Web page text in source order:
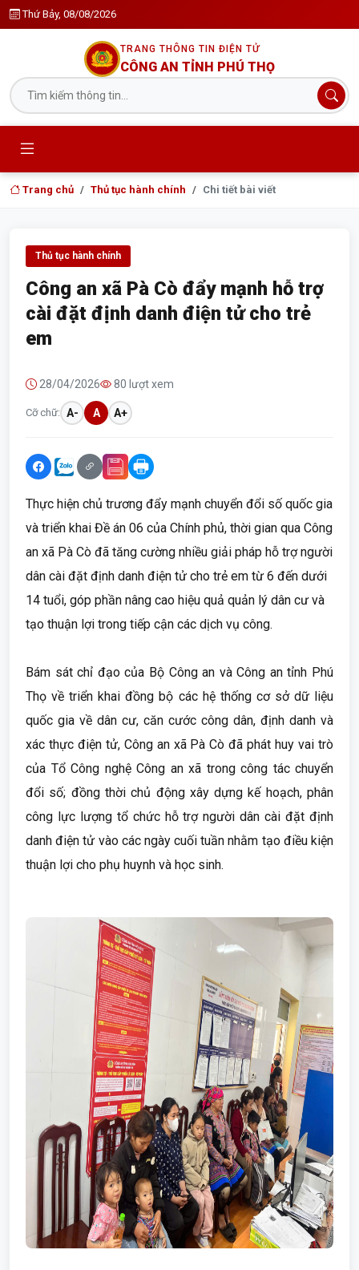
Thứ Bảy, 08/08/2026
TRANG THÔNG TIN ĐIỆN TỬ
CÔNG AN TỈNH PHÚ THỌ
Trang chủ Thủ tục hành chính Chi tiết bài viết
Thủ tục hành chính
Công an xã Pà Cò đẩy mạnh hỗ trợ
cài đặt định danh điện tử cho trẻ
em
28/04/2026 80 lượt xem
Cỡ chữ: A- A A+
Thực hiện chủ trương đẩy mạnh chuyển đổi số quốc gia
và triển khai Đề án 06 của Chính phủ, thời gian qua Công
an xã Pà Cò đã tăng cường nhiều giải pháp hỗ trợ người
dân cài đặt định danh điện tử cho trẻ em từ 6 đến dưới
14 tuổi, góp phần nâng cao hiệu quả quản lý dân cư và
tạo thuận lợi trong tiếp cận các dịch vụ công.
Bám sát chỉ đạo của Bộ Công an và Công an tỉnh Phú
Thọ về triển khai đồng bộ các hệ thống cơ sở dữ liệu
quốc gia về dân cư, căn cước công dân, định danh và
xác thực điện tử, Công an xã Pà Cò đã phát huy vai trò
của Tổ Công nghệ Công an xã trong công tác chuyển
đổi số; đồng thời chủ động xây dựng kế hoạch, phân
công lực lượng tổ chức hỗ trợ người dân cài đặt định
danh điện tử vào các ngày cuối tuần nhằm tạo điều kiện
thuận lợi cho phụ huynh và học sinh.